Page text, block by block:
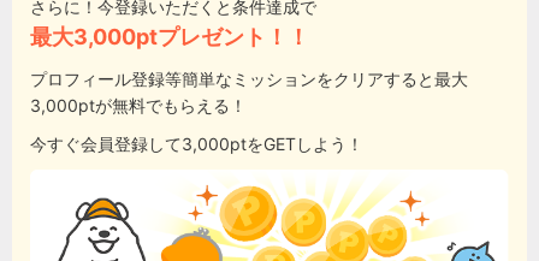
さらに！今登録いただくと条件達成で
最大3,000ptプレゼント！！
プロフィール登録等簡単なミッションをクリアすると最大
3,000ptが無料でもらえる！
今すぐ会員登録して3,000ptをGETしよう！